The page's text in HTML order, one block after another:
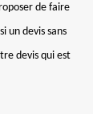
de faire
un devis sans
devis qui est